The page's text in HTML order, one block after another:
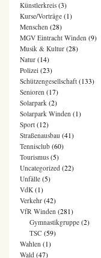
Künstlerkreis (3)
Kurse/Vorträge (1)
Menschen (28)
MGV Eintracht Winden (9)
Musik & Kultur (28)
Natur (14)
Polizei (23)
Schützengesellschaft (133)
Senioren (17)
Solarpark (2)
Solarpark Winden (1)
Sport (12)
Straßenausbau (41)
Tennisclub (60)
Tourismus (5)
Uncategorized (22)
Unfälle (5)
VdK (1)
Verkehr (42)
VfR Winden (281)
Gymnastikgruppe (2)
TSC (59)
Wahlen (1)
Wald (47)